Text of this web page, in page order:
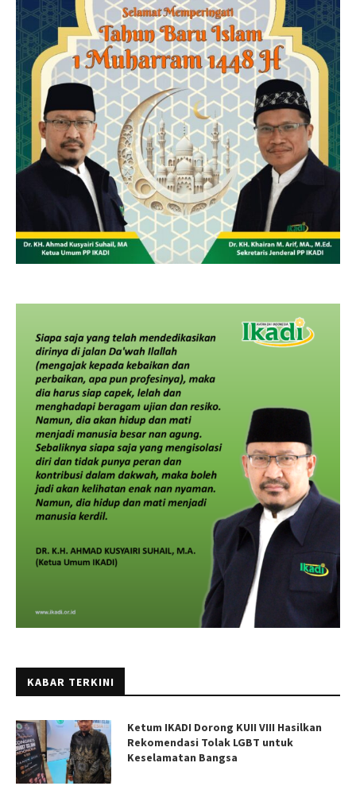
KABAR TERKINI
Ketum IKADI Dorong KUII VIII Hasilkan
Rekomendasi Tolak LGBT untuk
Keselamatan Bangsa